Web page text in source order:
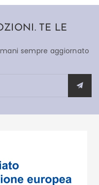
TE LE
sempre aggiornato